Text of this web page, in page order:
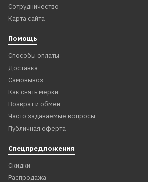
Сотрудничество
Карта сайта
Помощь
Способы оплаты
Доставка
Самовывоз
Как снять мерки
Возврат и обмен
Часто задаваемые вопросы
Публичная оферта
Спецпредложения
Скидки
Распродажа